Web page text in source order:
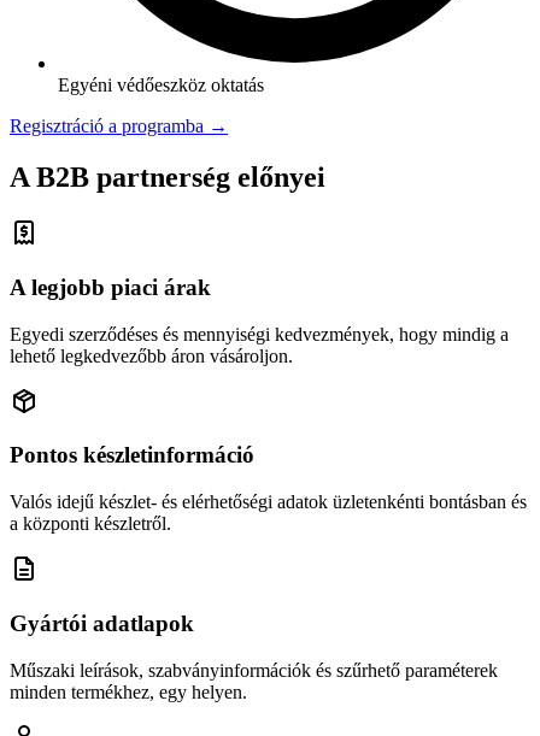
Egyéni védőeszköz oktatás
Regisztráció a programba →
A B2B partnerség előnyei
A legjobb piaci árak
Egyedi szerződéses és mennyiségi kedvezmények, hogy mindig a
lehető legkedvezőbb áron vásároljon.
Pontos készletinformáció
Valós idejű készlet- és elérhetőségi adatok üzletenkénti bontásban és
a központi készletről.
Gyártói adatlapok
Műszaki leírások, szabványinformációk és szűrhető paraméterek
minden termékhez, egy helyen.